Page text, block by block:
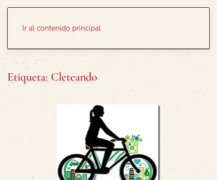
Ir al contenido principal
Etiqueta: Cleteando